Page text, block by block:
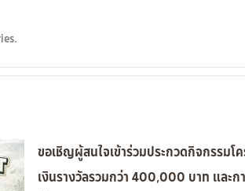
ขอเชิญผู้สนใจเข้าร่วมประกวดกิจกรรม
เงินรางวัลรวมกว่า 400,000 บาท และ